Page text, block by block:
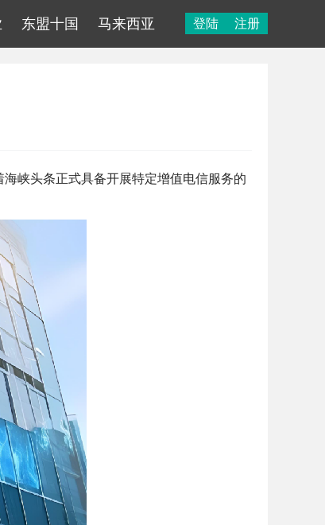
东盟十国 马来西亚 登陆 注册
峡头条正式具备开展特定增值电信服务的